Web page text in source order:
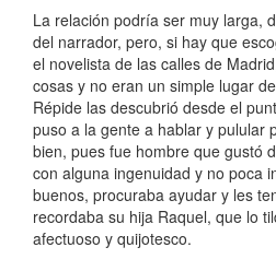
La relación podría ser muy larga,
del narrador, pero, si hay que
el novelista de las calles de
cosas y no eran un simple lugar
Répide las descubrió desde el
puso a la gente a hablar y pulular
bien, pues fue hombre que gustó
con alguna ingenuidad y no poca
buenos, procuraba ayudar y les
recordaba su hija Raquel, que lo
afectuoso y quijotesco.